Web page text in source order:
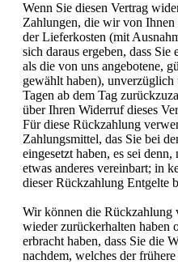
Wenn Sie diesen Vertrag
Zahlungen, die wir von Ihnen
der Lieferkosten (mit
sich daraus ergeben, dass
als die von uns angebotene,
gewählt haben), unverzüglich
Tagen ab dem Tag
über Ihren Widerruf dieses
Für diese Rückzahlung
Zahlungsmittel, das Sie bei
eingesetzt haben, es sei
etwas anderes vereinbart; in
dieser Rückzahlung Entgelte
Wir können die Rückzahlung
wieder zurückerhalten haben
erbracht haben, dass Sie die
nachdem, welches der